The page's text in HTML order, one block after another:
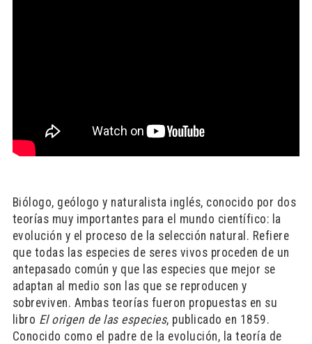
Biólogo, geólogo y naturalista inglés, conocido por dos
teorías muy importantes para el mundo científico: la
evolución y el proceso de la selección natural. Refiere
que todas las especies de seres vivos proceden de un
antepasado común y que las especies que mejor se
adaptan al medio son las que se reproducen y
sobreviven. Ambas teorías fueron propuestas en su
libro El origen de las especies, publicado en 1859.
Conocido como el padre de la evolución, la teoría de